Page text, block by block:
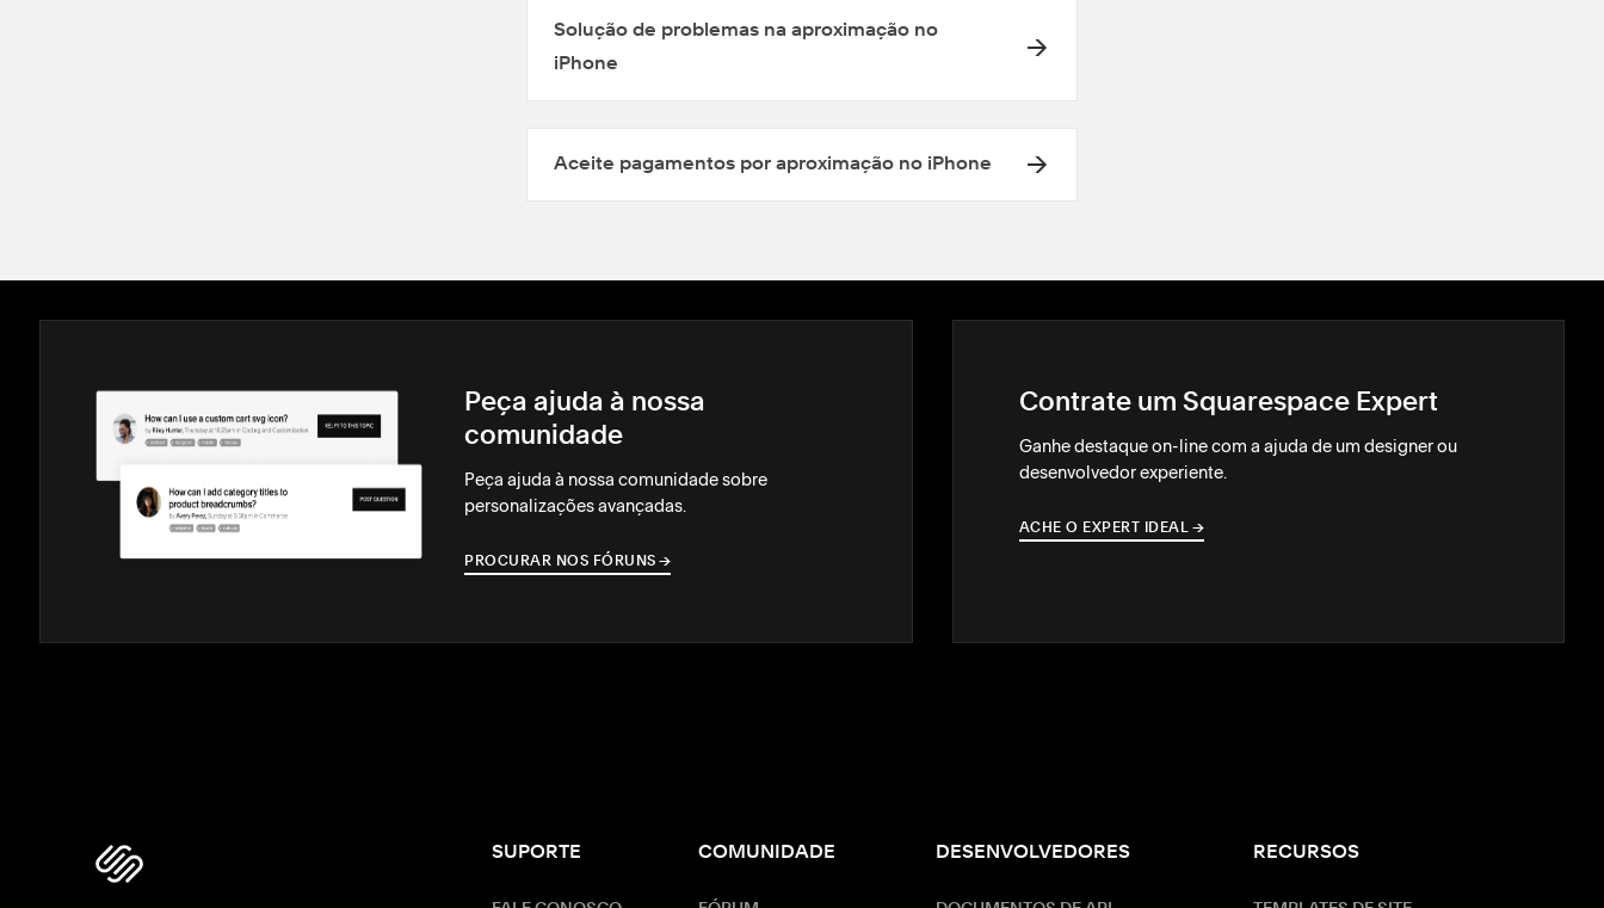
Solução de problemas na aproximação no
iPhone
Aceite pagamentos por aproximação no iPhone
Peça ajuda à nossa
comunidade
Peça ajuda à nossa comunidade sobre
personalizações avançadas.
PROCURAR NOS FÓRUNS →
→
Contrate um Squarespace Expert
Ganhe destaque on-line com a ajuda de um designer ou
desenvolvedor experiente.
ACHE O EXPERT IDEAL →
→
SUPORTE COMUNIDADE DESENVOLVEDORES RECURSOS